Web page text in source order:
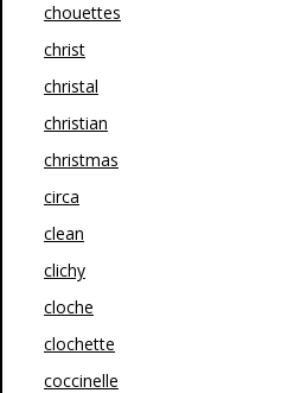
chouettes
christ
christal
christian
christmas
circa
clean
clichy
cloche
clochette
coccinelle